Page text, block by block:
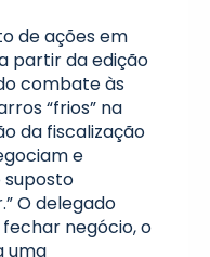
de ações em
partir da edição
combate às
“frios” na
da fiscalização
e
O delegado
negócio, o
uma